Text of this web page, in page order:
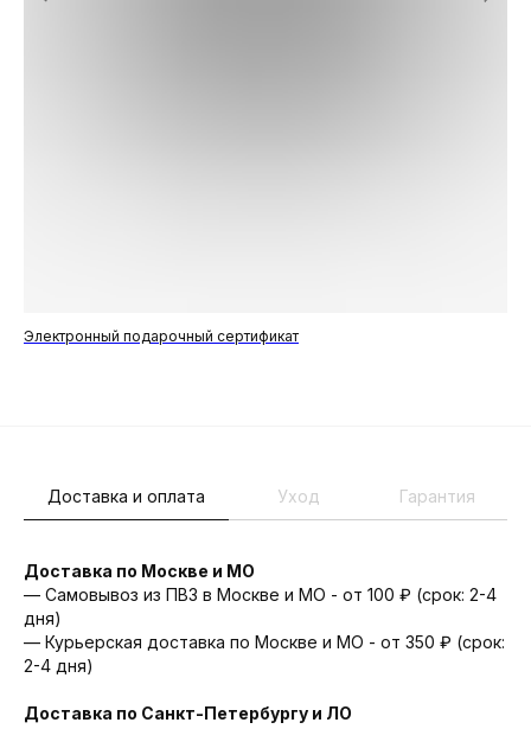
Электронный подарочный сертификат
Доставка и оплата Уход Гарантия
Доставка по Москве и МО
— Самовывоз из ПВЗ в Москве и МО - от 100 ₽ (срок: 2-4
дня)
— Курьерская доставка по Москве и МО - от 350 ₽ (срок:
2-4 дня)
Доставка по Санкт-Петербургу и ЛО